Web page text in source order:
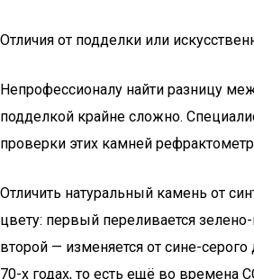
Отличия от подделки или
Непрофессионалу найти разницу
подделкой крайне сложно.
проверки этих камней
Отличить натуральный камень от
цвету: первый переливается
второй — изменяется от сине-
70-х годах, то есть ещё во времена